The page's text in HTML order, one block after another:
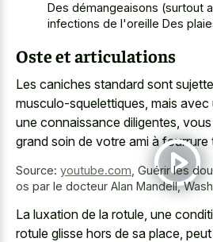
Des démangeaisons (surtout
infections de l'oreille Des
Oste et articulations
Les caniches standard sont
musculo-squelettiques, mais
une connaissance diligentes,
grand soin de votre ami à
Source: youtube.com Guérir les
os par le docteur Alan Mandell,
La luxation de la rotule, une
rotule glisse hors de sa place,